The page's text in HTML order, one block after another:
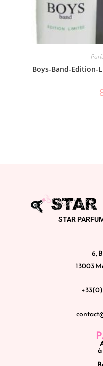
Boys-Band-Edition-
STAR
6,
13003